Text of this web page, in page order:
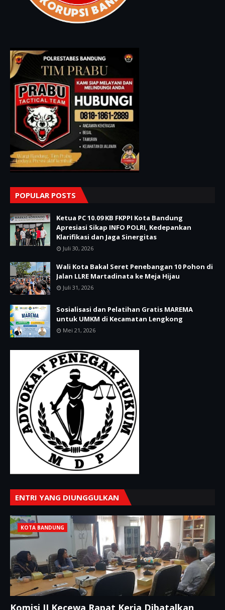
POPULAR POSTS
Ketua PC 10.09 KB FKPPI Kota Bandung
Apresiasi Sikap INFO POLRI, Kedepankan
Klarifikasi dan Jaga Sinergitas
Juli 30, 2026
Wali Kota Bakal Seret Penebangan 10 Pohon di
Jalan LLRE Martadinata ke Meja Hijau
Juli 31, 2026
Sosialisasi dan Pelatihan Gratis MAREMA
untuk UMKM di Kecamatan Lengkong
Mei 21, 2026
ENTRI YANG DIUNGGULKAN
KOTA BANDUNG
Komisi II Kecewa Rapat Kerja Dibatalkan